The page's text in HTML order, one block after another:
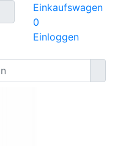
Einkaufswagen
0
Einloggen